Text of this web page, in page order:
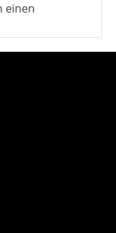
einen